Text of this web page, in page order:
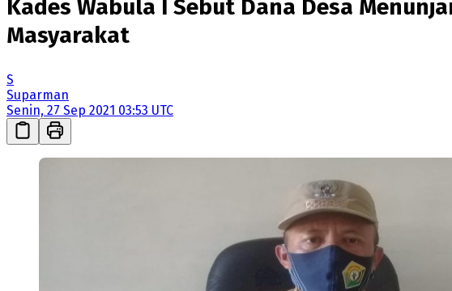
Kades Wabula I Sebut Dana Desa
Masyarakat
S
Suparman
Senin, 27 Sep 2021 03:53 UTC